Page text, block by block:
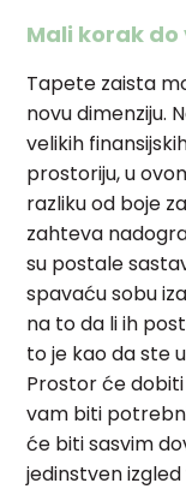
Mali korak
Tapete zaista
novu dimenziju.
velikih
prostoriju, u
razliku od boje
zahteva
su postale
spavaću sobu
na to da li ih
to je kao da ste
Prostor će
vam biti
će biti sasvim
jedinstven